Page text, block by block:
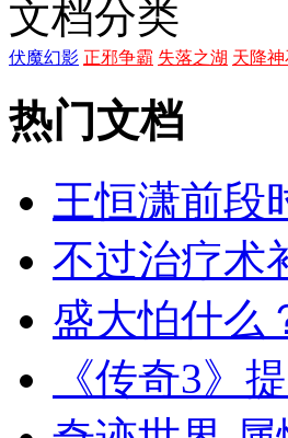
文档分类
伏魔幻影 正邪争霸 失落之湖 天降
热门文档
王恒潇前段
不过治疗术
盛大怕什么
《传奇3》